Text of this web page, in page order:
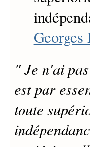
Georges
" Je n'ai
est par
toute